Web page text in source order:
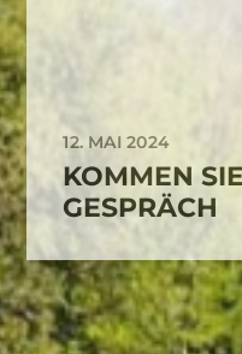
12. MAI 2024
KOMMEN
GESPRÄCH
FRÜHERE